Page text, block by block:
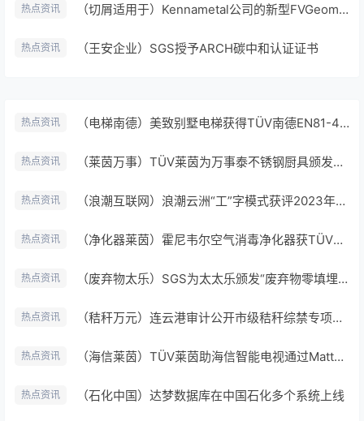
热点资讯 （切屑适用于）Kennametal公司的新型FVGeometry采用了创新性断屑槽设计方案
热点资讯 （王安企业）SGS授予ARCH碳中和认证证书
热点资讯 （电梯南德）美致别墅电梯获得TÜV南德EN81-41产品CE认证证书
热点资讯 （莱茵万事）TÜV莱茵为万事泰不锈钢厨具颁发绿色产品认证
热点资讯 （浪潮互联网）浪潮云洲“工”字模式获评2023年拉姆·查兰管理实践奖-杰出奖
热点资讯 （净化器莱茵）霍尼韦尔空气消毒净化器获TÜV莱茵“过敏关怀”China-mark认证证书
热点资讯 （废弃物太乐）SGS为太太乐颁发“废弃物零填埋管理体系”认证证书
热点资讯 （秸秆万元）连云港审计公开市级秸秆综禁专项资金专项审计调查结果
热点资讯 （海信莱茵）TÜV莱茵助海信智能电视通过Matter1.0测试并获认证
热点资讯 （石化中国）达梦数据库在中国石化多个系统上线